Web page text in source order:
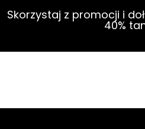
Skorzystaj z promocji i
40%